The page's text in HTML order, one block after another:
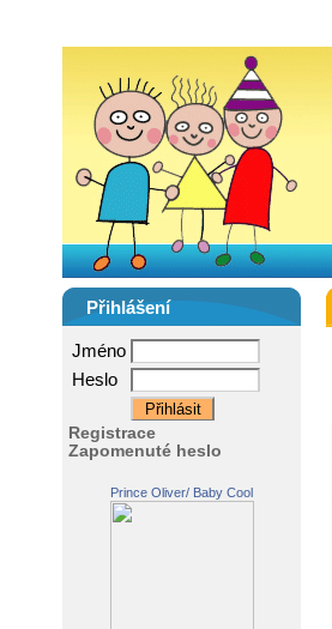
Přihlášení
Jméno
Heslo
Registrace
Zapomenuté heslo
Prince Oliver/ Baby Cool